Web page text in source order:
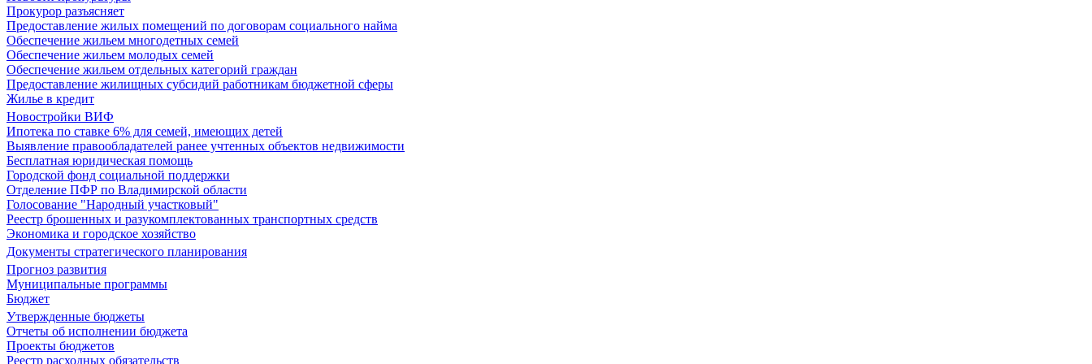
Прокурор разъясняет
Предоставление жилых помещений по договорам социального найма
Обеспечение жильем многодетных семей
Обеспечение жильем молодых семей
Обеспечение жильем отдельных категорий граждан
Предоставление жилищных субсидий работникам бюджетной сферы
Жилье в кредит
Новостройки ВИФ
Ипотека по ставке 6% для семей, имеющих детей
Выявление правообладателей ранее учтенных объектов недвижимости
Бесплатная юридическая помощь
Городской фонд социальной поддержки
Отделение ПФР по Владимирской области
Голосование "Народный участковый"
Реестр брошенных и разукомплектованных транспортных средств
Экономика и городское хозяйство
Документы стратегического планирования
Прогноз развития
Муниципальные программы
Бюджет
Утвержденные бюджеты
Отчеты об исполнении бюджета
Проекты бюджетов
Реестр расходных обязательств